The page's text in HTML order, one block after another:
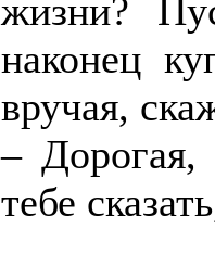
жизни?
наконец
вручая,
– Дорогая,
тебе